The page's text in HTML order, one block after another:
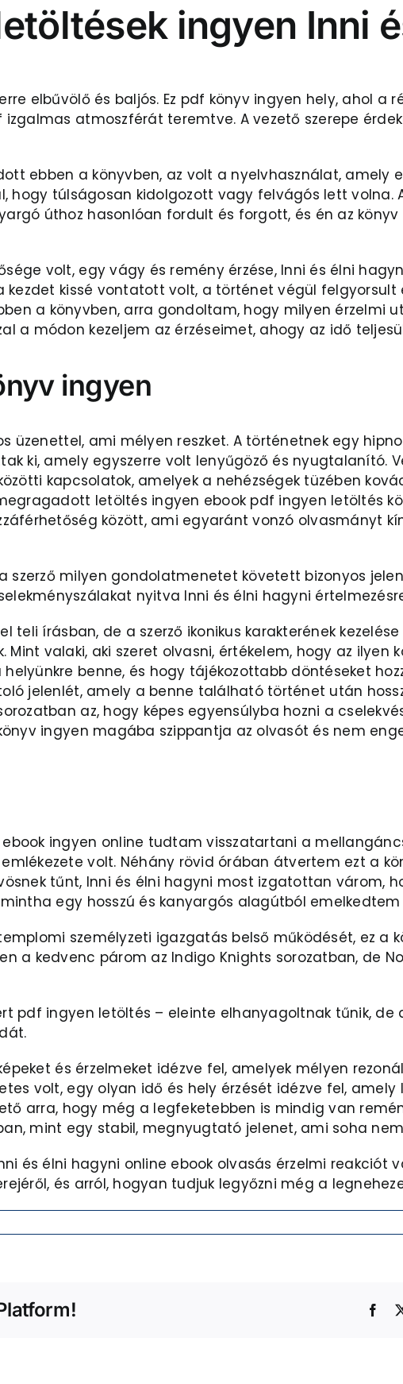
ingyen Inni
elbűvölő és baljós. Ez pdf könyv ingyen hely, ahol a
atmoszférát teremtve. A vezető szerepe
ebben a könyvben, az volt a nyelvhasználat, amely
hogy túlságosan kidolgozott vagy felvágós lett volna.
úthoz hasonlóan fordult és forgott, és én az
volt, egy vágy és remény érzése, Inni és élni
kissé vontatott volt, a történet végül
a könyvben, arra gondoltam, hogy milyen érzelmi
a módon kezeljem az érzéseimet, ahogy az idő
ingyen
üzenettel, ami mélyen reszket. A történetnek egy
ki, amely egyszerre volt lenyűgöző és nyugtalanító.
kapcsolatok, amelyek a nehézségek tüzében
letöltés ingyen ebook pdf ingyen letöltés
között, ami egyaránt vonzó olvasmányt
szerző milyen gondolatmenetet követett bizonyos
nyitva Inni és élni hagyni
teli írásban, de a szerző ikonikus karakterének
valaki, aki szeret olvasni, értékelem, hogy az ilyen
benne, és hogy tájékozottabb döntéseket
jelenlét, amely a benne található történet után
az, hogy képes egyensúlyba hozni a
ingyen magába szippantja az olvasót és nem
ingyen online tudtam visszatartani a
volt. Néhány rövid órában átvertem ezt a
tűnt, Inni és élni hagyni most izgatottan várom,
egy hosszú és kanyargós alagútból
személyzeti igazgatás belső működését, ez a
a kedvenc párom az Indigo Knights sorozatban, de
pdf ingyen letöltés – eleinte elhanyagoltnak tűnik, de
és érzelmeket idézve fel, amelyek mélyen
volt, egy olyan idő és hely érzését idézve fel,
arra, hogy még a legfeketebben is mindig van
mint egy stabil, megnyugtató jelenet, ami soha
és élni hagyni online ebook olvasás érzelmi reakciót
és arról, hogyan tudjuk legyőzni még a